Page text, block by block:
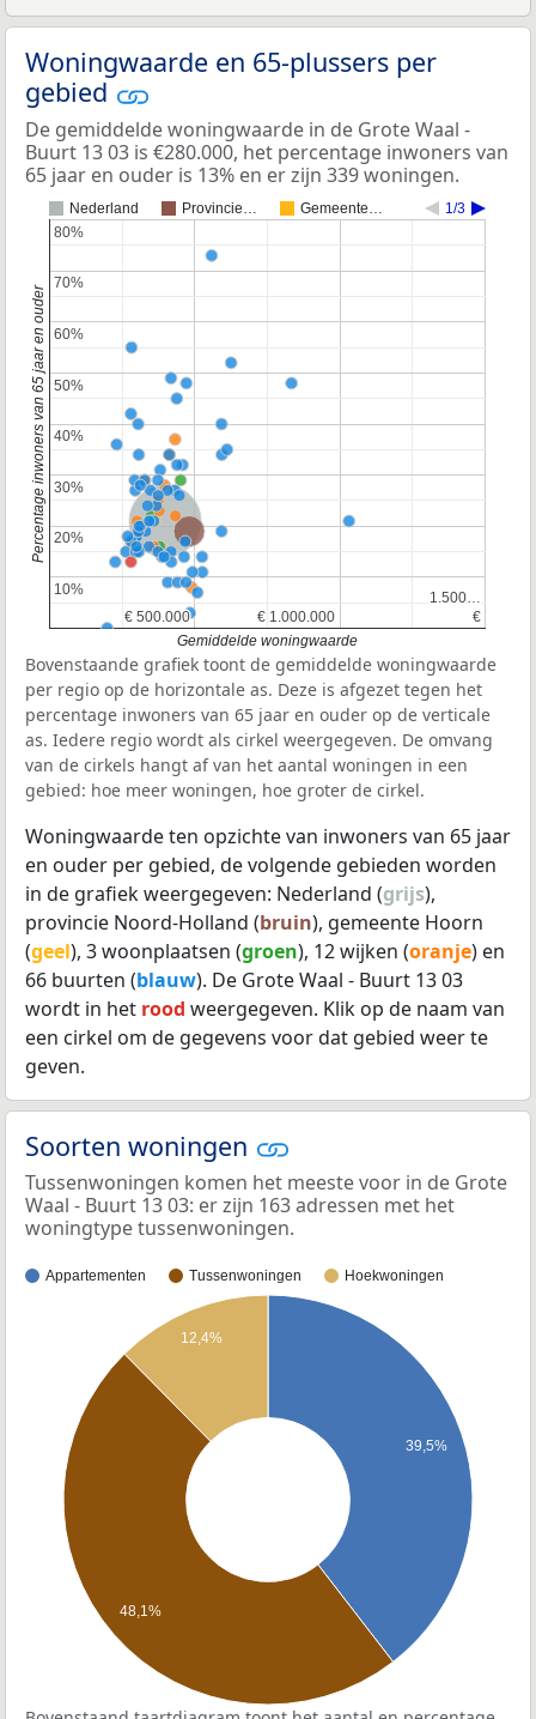
Woningwaarde en 65-plussers per
gebied
De gemiddelde woningwaarde in de Grote Waal -
Buurt 13 03 is €280.000, het percentage inwoners van
65 jaar en ouder is 13% en er zijn 339 woningen.
Nederland Provincie… Gemeente… 1/3
Nederland
Provincie Noord-Holland
€ 500.000
€ 500.000 € 1.000.000
€ 1.000.000 €
€
1.500…
1.500…
10%
10%
20%
20%
30%
30%
40%
40%
50%
50%
60%
60%
70%
70%
80%
80%
Gemiddelde woningwaarde
Percentage inwoners van 65 jaar en ouder
Bovenstaande grafiek toont de gemiddelde woningwaarde
per regio op de horizontale as. Deze is afgezet tegen het
percentage inwoners van 65 jaar en ouder op de verticale
as. Iedere regio wordt als cirkel weergegeven. De omvang
van de cirkels hangt af van het aantal woningen in een
gebied: hoe meer woningen, hoe groter de cirkel.
Woningwaarde ten opzichte van inwoners van 65 jaar
en ouder per gebied, de volgende gebieden worden
in de grafiek weergegeven: Nederland (grijs),
provincie Noord-Holland (bruin), gemeente Hoorn
(geel), 3 woonplaatsen (groen), 12 wijken (oranje) en
66 buurten (blauw). De Grote Waal - Buurt 13 03
wordt in het rood weergegeven. Klik op de naam van
een cirkel om de gegevens voor dat gebied weer te
geven.
Soorten woningen
Tussenwoningen komen het meeste voor in de Grote
Waal - Buurt 13 03: er zijn 163 adressen met het
woningtype tussenwoningen.
Appartementen Tussenwoningen Hoekwoningen
39,5%
12,4%
48,1%